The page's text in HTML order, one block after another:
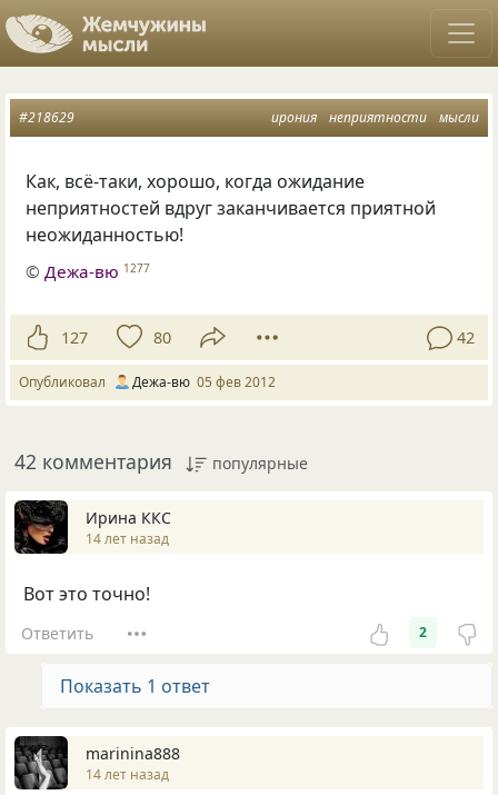
ирония неприятности мысли
#218629
Как, всё-таки, хорошо, когда ожидание
неприятностей вдруг заканчивается приятной
неожиданностью!
© Дежа-вю 1277
127 80 42
Опубликовал Дежа-вю 05 фев 2012
42 комментария популярные
Ирина ККС
14 лет назад
Вот это точно!
Ответить 2
Показать 1 ответ
marinina888
14 лет назад